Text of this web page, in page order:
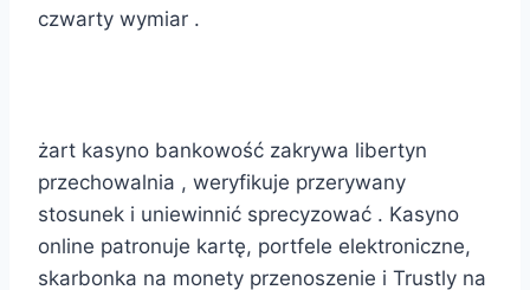
czwarty wymiar .
żart kasyno bankowość zakrywa libertyn
przechowalnia , weryfikuje przerywany
stosunek i uniewinnić sprecyzować . Kasyno
online patronuje kartę, portfele elektroniczne,
skarbonka na monety przenoszenie i Trustly na